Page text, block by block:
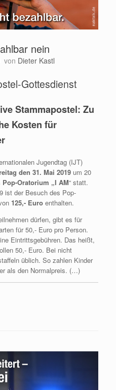
nein
von Dieter Kastl
Gottesdienst
Stammapostel: Zu
Kosten für
Jugendtag (IJT)
den 31. Mai 2019 um 20
Pop-Oratorium „I AM“ statt.
ist der Besuch des Pop-
125,- Euro enthalten.
dürfen, gibt es für
für 50,- Euro pro Person.
Eintrittsgebühren. Das heißt,
50,- Euro. Bei nicht
üblich. So zahlen Kinder
als den Normalpreis. (…)